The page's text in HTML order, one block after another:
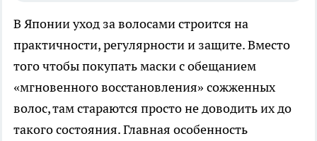
В Японии уход за волосами строится на
практичности, регулярности и защите. Вместо
того чтобы покупать маски с обещанием
«мгновенного восстановления» сожженных
волос, там стараются просто не доводить их до
такого состояния. Главная особенность